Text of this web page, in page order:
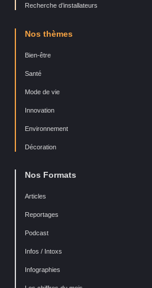
Recherche d’installateurs
Nos thèmes
Bien-être
Santé
Mode de vie
Innovation
Environnement
Décoration
Nos Formats
Articles
Reportages
Podcast
Infos / Intoxs
Infographies